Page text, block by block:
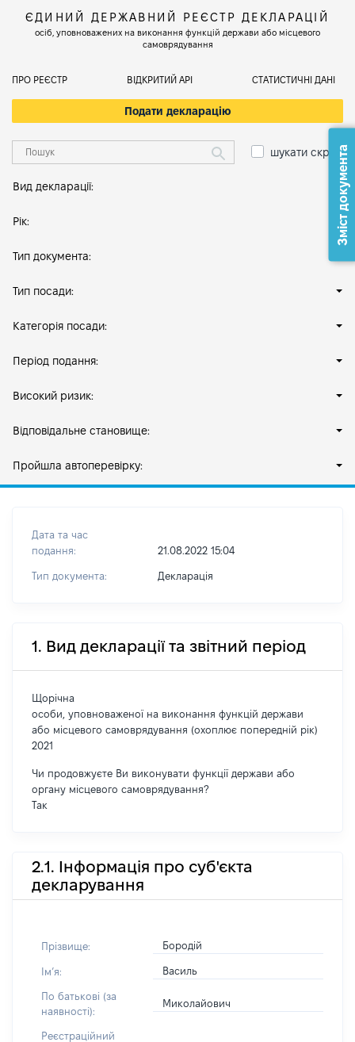
ЄДИНИЙ ДЕРЖАВНИЙ РЕЄСТР ДЕКЛАРАЦІЙ
осіб, уповноважених на виконання функцій держави або місцевого
самоврядування
ПРО РЕЄСТР ВІДКРИТИЙ АРІ СТАТИСТИЧНІ ДАНІ
Подати декларацію
шукати скрізь
Вид декларації:
Рік:
Тип документа:
Тип посади:
Категорія посади:
Період подання:
Високий ризик:
Відповідальне становище:
Пройшла автоперевірку:
Дата та час
подання:
21.08.2022 15:04
Тип документа: Декларація
1. Вид декларації та звітний період
Щорічна
особи, уповноваженої на виконання функцій держави
або місцевого самоврядування (охоплює попередній рік)
2021
Чи продовжуєте Ви виконувати функції держави або
органу місцевого самоврядування?
Так
2.1. Інформація про суб'єкта
декларування
Прізвище: Бородій
Імʼя: Василь
По батькові (за
наявності):
Миколайович
Реєстраційний
Зміст документа